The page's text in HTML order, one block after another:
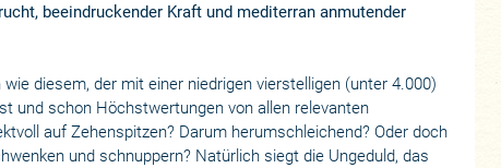
beeindruckender Kraft und mediterran anmutender
diesem, der mit einer niedrigen vierstelligen (unter 4.000)
und schon Höchstwertungen von allen relevanten
auf Zehenspitzen? Darum herumschleichend? Oder doch
und schnuppern? Natürlich siegt die Ungeduld, das